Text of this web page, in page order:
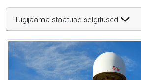
Tugijaama staatuse selgitused